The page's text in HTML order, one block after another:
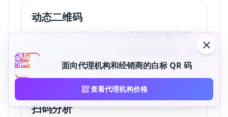
动态二维码
QR-Build 可让你以自有品牌提供客户工
作区、动态二维码、可编辑目标地址、扫
码分析和 API 集成。
扫码分析
面向代理机构和经销商的白标 QR 码
查看代理机构价格